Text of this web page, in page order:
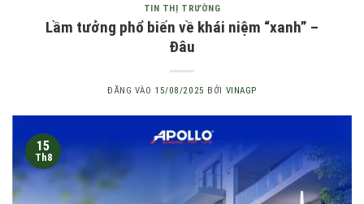
TIN THỊ TRƯỜNG
Lầm tưởng phổ biến về khái niệm “xanh” –
Đâu
ĐĂNG VÀO 15/08/2025 BỞI VINAGP
15
Th8